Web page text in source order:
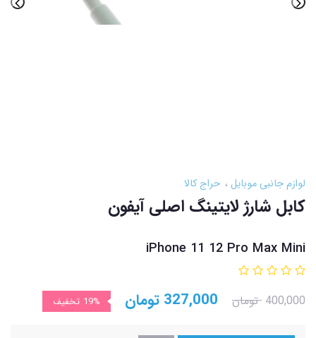
لوازم جانبی موبایل حراج کالا
کابل شارژ لایتینگ اصلی آیفون
iPhone 11 12 Pro Max Mini
400,000 تومان 327,000 تومان 19% تخفیف